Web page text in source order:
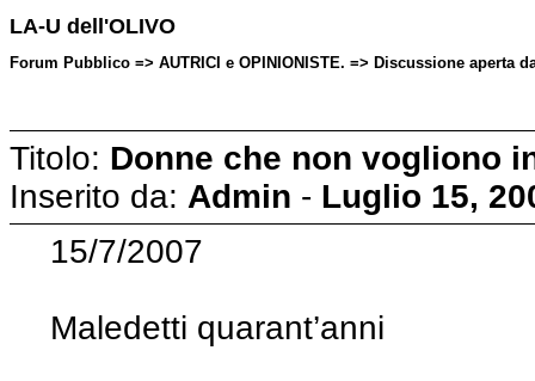
LA-U dell'OLIVO
Forum Pubblico => AUTRICI e OPINIONISTE. => Discussione aperta
Titolo: Donne che non vogliono
Inserito da: Admin - Luglio 15,
15/7/2007
Maledetti quarant’anni